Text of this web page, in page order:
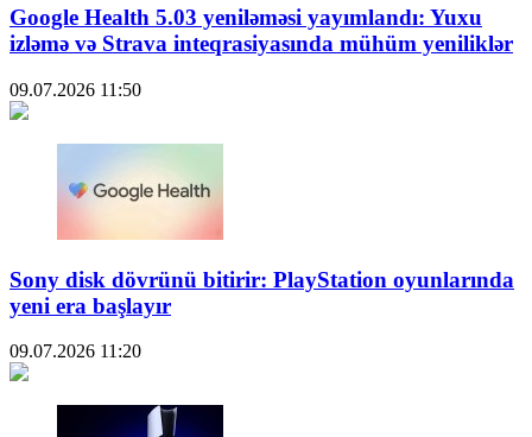
Google Health 5.03 yeniləməsi yayımlandı: Yuxu
izləmə və Strava inteqrasiyasında mühüm yeniliklər
09.07.2026 11:50
Sony disk dövrünü bitirir: PlayStation oyunlarında
yeni era başlayır
09.07.2026 11:20